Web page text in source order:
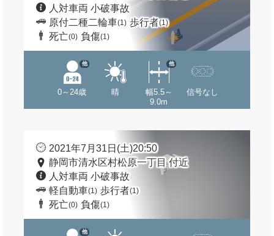
人対車両 小破事故
原付二種二輪車(1) 歩行者(1)
死亡(0) 負傷(1)
0～24歳
他
晴
幅5.5～
9.0m
他
信号なし
2021年7月31日(土)20:50
静岡市清水区村松原一丁目 付近
人対車両 小破事故
軽自動車(1) 歩行者(1)
死亡(0) 負傷(1)
他